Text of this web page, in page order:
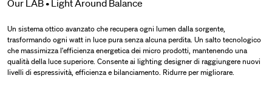
Our LAB • Light Around Balance
Un sistema ottico avanzato che recupera ogni lumen dalla sorgente,
trasformando ogni watt in luce pura senza alcuna perdita. Un salto tecnologico
che massimizza l'efficienza energetica dei micro prodotti, mantenendo una
qualità della luce superiore. Consente ai lighting designer di raggiungere nuovi
livelli di espressività, efficienza e bilanciamento. Ridurre per migliorare.